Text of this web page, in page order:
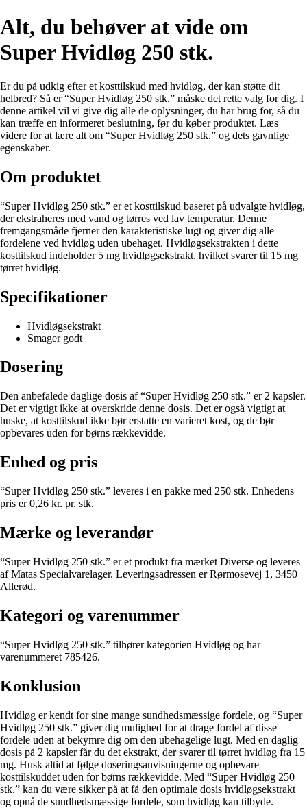
Alt, du behøver at vide om
Super Hvidløg 250 stk.
Er du på udkig efter et kosttilskud med hvidløg, der kan støtte dit
helbred? Så er “Super Hvidløg 250 stk.” måske det rette valg for dig. I
denne artikel vil vi give dig alle de oplysninger, du har brug for, så du
kan træffe en informeret beslutning, før du køber produktet. Læs
videre for at lære alt om “Super Hvidløg 250 stk.” og dets gavnlige
egenskaber.
Om produktet
“Super Hvidløg 250 stk.” er et kosttilskud baseret på udvalgte hvidløg,
der ekstraheres med vand og tørres ved lav temperatur. Denne
fremgangsmåde fjerner den karakteristiske lugt og giver dig alle
fordelene ved hvidløg uden ubehaget. Hvidløgsekstrakten i dette
kosttilskud indeholder 5 mg hvidløgsekstrakt, hvilket svarer til 15 mg
tørret hvidløg.
Specifikationer
Hvidløgsekstrakt
Smager godt
Dosering
Den anbefalede daglige dosis af “Super Hvidløg 250 stk.” er 2 kapsler.
Det er vigtigt ikke at overskride denne dosis. Det er også vigtigt at
huske, at kosttilskud ikke bør erstatte en varieret kost, og de bør
opbevares uden for børns rækkevidde.
Enhed og pris
“Super Hvidløg 250 stk.” leveres i en pakke med 250 stk. Enhedens
pris er 0,26 kr. pr. stk.
Mærke og leverandør
“Super Hvidløg 250 stk.” er et produkt fra mærket Diverse og leveres
af Matas Specialvarelager. Leveringsadressen er Rørmosevej 1, 3450
Allerød.
Kategori og varenummer
“Super Hvidløg 250 stk.” tilhører kategorien Hvidløg og har
varenummeret 785426.
Konklusion
Hvidløg er kendt for sine mange sundhedsmæssige fordele, og “Super
Hvidløg 250 stk.” giver dig mulighed for at drage fordel af disse
fordele uden at bekymre dig om den ubehagelige lugt. Med en daglig
dosis på 2 kapsler får du det ekstrakt, der svarer til tørret hvidløg fra 15
mg. Husk altid at følge doseringsanvisningerne og opbevare
kosttilskuddet uden for børns rækkevidde. Med “Super Hvidløg 250
stk.” kan du være sikker på at få den optimale dosis hvidløgsekstrakt
og opnå de sundhedsmæssige fordele, som hvidløg kan tilbyde.